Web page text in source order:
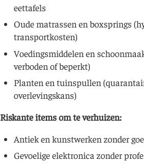
eettafels
Oude matrassen en boxsprings
transportkosten)
Voedingsmiddelen en
verboden of beperkt)
Planten en tuinspullen
overlevingskans)
Riskante items om te verhuizen:
Antiek en kunstwerken zonder
Gevoelige elektronica zonder